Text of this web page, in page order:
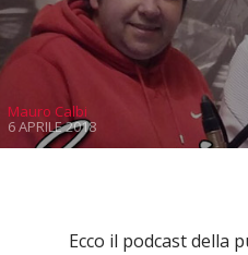
Mauro Calbi
6 APRILE 2018
Ecco il podcast della